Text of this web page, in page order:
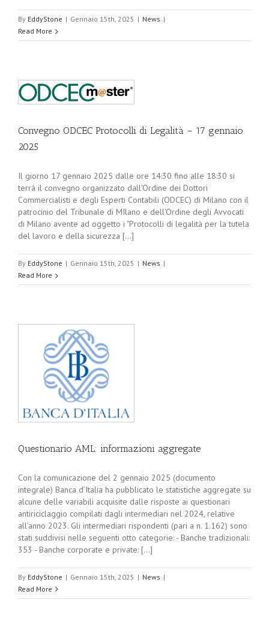
By EddyStone | Gennaio 15th, 2025 | News |
Read More
Convegno ODCEC Protocolli di Legalità – 17 gennaio
2025
Il giorno 17 gennaio 2025 dalle ore 14:30 fino alle 18:30 si
terrà il convegno organizzato dall'Ordine dei Dottori
Commercialisti e degli Esperti Contabili (ODCEC) di Milano con il
patrocinio del Tribunale di MIlano e dell'Ordine degli Avvocati
di Milano avente ad oggetto i "Protocolli di legalità per la tutela
del lavoro e della sicurezza [...]
By EddyStone | Gennaio 15th, 2025 | News |
Read More
Questionario AML: informazioni aggregate
Con la comunicazione del 2 gennaio 2025 (documento
integrale) Banca d’Italia ha pubblicato le statistiche aggregate su
alcune delle variabili acquisite dalle risposte ai questionari
antiriciclaggio compilati dagli intermediari nel 2024, relative
all’anno 2023. Gli intermediari rispondenti (pari a n. 1.162) sono
stati suddivisi nelle seguenti otto categorie: - Banche tradizionali:
353 - Banche corporate e private: [...]
By EddyStone | Gennaio 15th, 2025 | News |
Read More